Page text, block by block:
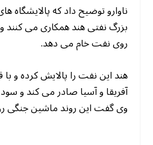
ناوارو توضیح داد که
بزرگ نفتی هند همکاری می
روی نفت خام می دهد.
هند این نفت را پالایش کرده و با
آفریقا و آسیا صادر می کند و
وی گفت این روند ماشین جنگی